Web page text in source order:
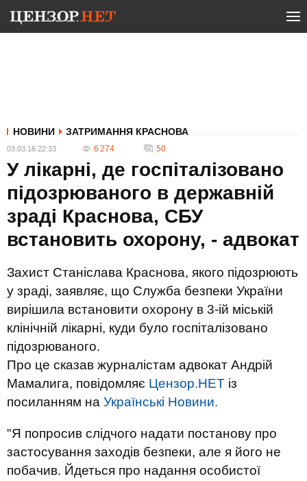
НОВИНИ ЗАТРИМАННЯ КРАСНОВА
03.03.16 22:33 6 274 50
У лікарні, де госпіталізовано
підозрюваного в державній
зраді Краснова, СБУ
встановить охорону, - адвокат
Захист Станіслава Краснова, якого підозрюють
у зраді, заявляє, що Служба безпеки України
вирішила встановити охорону в 3-ій міській
клінічній лікарні, куди було госпіталізовано
підозрюваного.
Про це сказав журналістам адвокат Андрій
Мамалига, повідомляє Цензор.НЕТ із
посиланням на Українські Новини.
"Я попросив слідчого надати постанову про
застосування заходів безпеки, але я його не
побачив. Йдеться про надання особистої